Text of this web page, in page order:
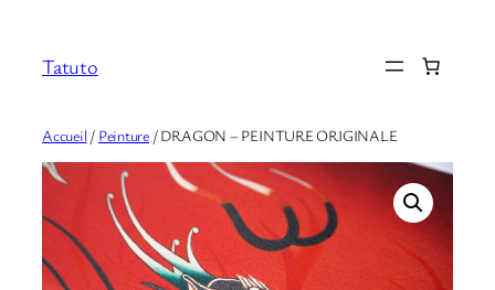
contenu
Tatuto
Accueil/ Peinture / DRAGON – PEINTURE ORIGINALE